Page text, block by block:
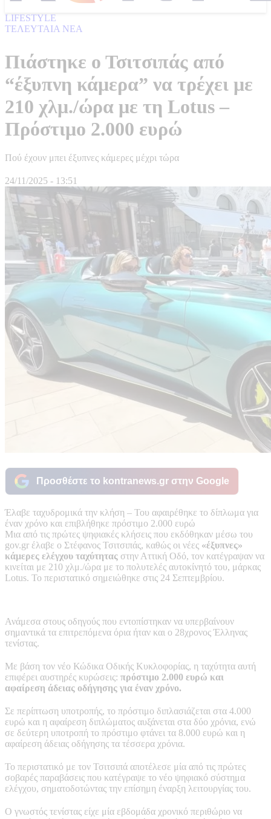
LIFESTYLE
ΤΕΛΕΥΤΑΙΑ ΝΕΑ
Πιάστηκε ο Τσιτσιπάς από
“έξυπνη κάμερα” να τρέχει με
210 χλμ./ώρα με τη Lotus –
Πρόστιμο 2.000 ευρώ
Πού έχουν μπει έξυπνες κάμερες μέχρι τώρα
24/11/2025 - 13:51
Προσθέστε το kontranews.gr στην Google
Έλαβε ταχυδρομικά την κλήση – Του αφαιρέθηκε το δίπλωμα για
έναν χρόνο και επιβλήθηκε πρόστιμο 2.000 ευρώ
Μια από τις πρώτες ψηφιακές κλήσεις που εκδόθηκαν μέσω του
gov.gr έλαβε ο Στέφανος Τσιτσιπάς, καθώς οι νέες «έξυπνες»
κάμερες ελέγχου ταχύτητας στην Αττική Οδό, τον κατέγραψαν να
κινείται με 210 χλμ./ώρα με το πολυτελές αυτοκίνητό του, μάρκας
Lotus. Το περιστατικό σημειώθηκε στις 24 Σεπτεμβρίου.
Ανάμεσα στους οδηγούς που εντοπίστηκαν να υπερβαίνουν
σημαντικά τα επιτρεπόμενα όρια ήταν και ο 28χρονος Έλληνας
τενίστας.
Με βάση τον νέο Κώδικα Οδικής Κυκλοφορίας, η ταχύτητα αυτή
επιφέρει αυστηρές κυρώσεις: πρόστιμο 2.000 ευρώ και
αφαίρεση άδειας οδήγησης για έναν χρόνο.
Σε περίπτωση υποτροπής, το πρόστιμο διπλασιάζεται στα 4.000
ευρώ και η αφαίρεση διπλώματος αυξάνεται στα δύο χρόνια, ενώ
σε δεύτερη υποτροπή το πρόστιμο φτάνει τα 8.000 ευρώ και η
αφαίρεση άδειας οδήγησης τα τέσσερα χρόνια.
Το περιστατικό με τον Τσιτσιπά αποτέλεσε μία από τις πρώτες
σοβαρές παραβάσεις που κατέγραψε το νέο ψηφιακό σύστημα
ελέγχου, σηματοδοτώντας την επίσημη έναρξη λειτουργίας του.
Ο γνωστός τενίστας είχε μία εβδομάδα χρονικό περιθώριο να